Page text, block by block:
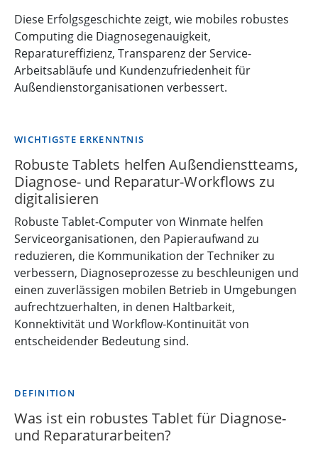
Diese Erfolgsgeschichte zeigt, wie mobiles robustes
Computing die Diagnosegenauigkeit,
Reparatureffizienz, Transparenz der Service-
Arbeitsabläufe und Kundenzufriedenheit für
Außendienstorganisationen verbessert.
WICHTIGSTE ERKENNTNIS
Robuste Tablets helfen Außendienstteams,
Diagnose- und Reparatur-Workflows zu
digitalisieren
Robuste Tablet-Computer von Winmate helfen
Serviceorganisationen, den Papieraufwand zu
reduzieren, die Kommunikation der Techniker zu
verbessern, Diagnoseprozesse zu beschleunigen und
einen zuverlässigen mobilen Betrieb in Umgebungen
aufrechtzuerhalten, in denen Haltbarkeit,
Konnektivität und Workflow-Kontinuität von
entscheidender Bedeutung sind.
DEFINITION
Was ist ein robustes Tablet für Diagnose-
und Reparaturarbeiten?